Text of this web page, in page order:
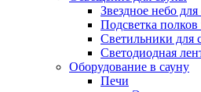
Звездное небо
Подсветка полков
Светильники для
Светодиодная
Оборудование в сауну
Печи